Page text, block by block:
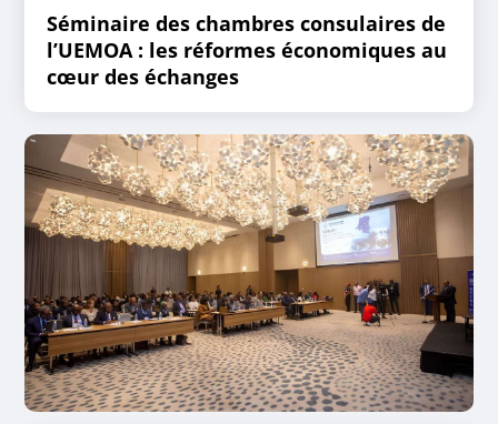
Séminaire des chambres consulaires de
l’UEMOA : les réformes économiques au
cœur des échanges